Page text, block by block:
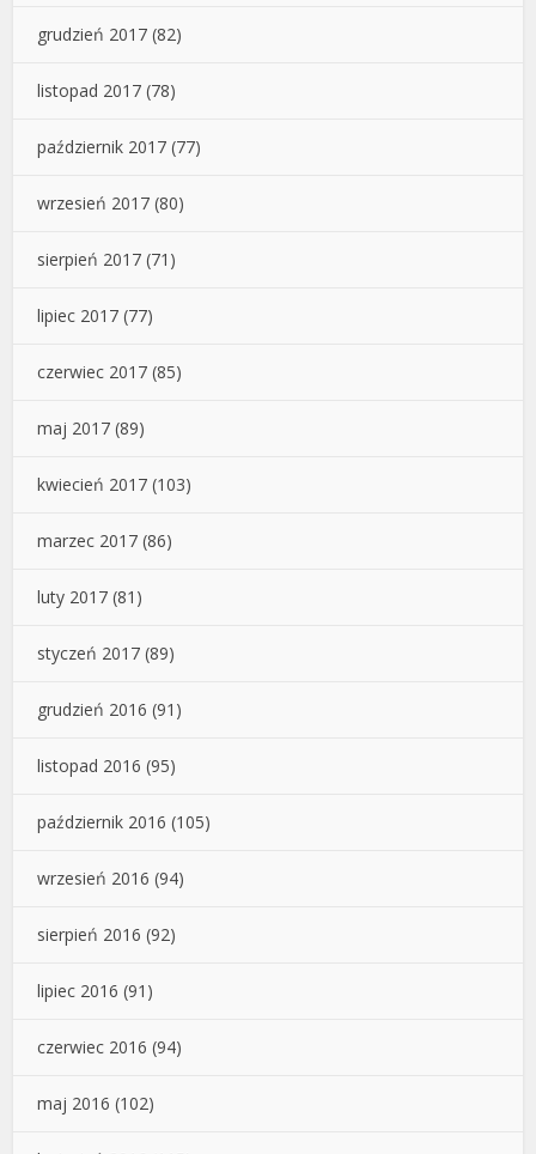
grudzień 2017 (82)
listopad 2017 (78)
październik 2017 (77)
wrzesień 2017 (80)
sierpień 2017 (71)
lipiec 2017 (77)
czerwiec 2017 (85)
maj 2017 (89)
kwiecień 2017 (103)
marzec 2017 (86)
luty 2017 (81)
styczeń 2017 (89)
grudzień 2016 (91)
listopad 2016 (95)
październik 2016 (105)
wrzesień 2016 (94)
sierpień 2016 (92)
lipiec 2016 (91)
czerwiec 2016 (94)
maj 2016 (102)